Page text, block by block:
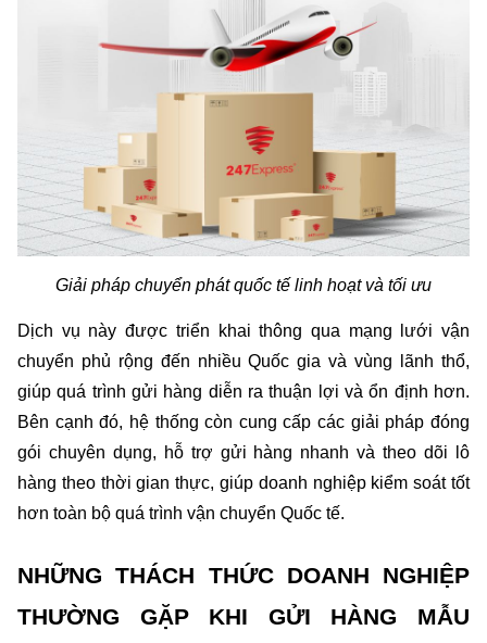
Giải pháp chuyển phát quốc tế linh hoạt và tối ưu
Dịch vụ này được triển khai thông qua mạng lưới vận
chuyển phủ rộng đến nhiều Quốc gia và vùng lãnh thổ,
giúp quá trình gửi hàng diễn ra thuận lợi và ổn định hơn.
Bên cạnh đó, hệ thống còn cung cấp các giải pháp đóng
gói chuyên dụng, hỗ trợ gửi hàng nhanh và theo dõi lô
hàng theo thời gian thực, giúp doanh nghiệp kiểm soát tốt
hơn toàn bộ quá trình vận chuyển Quốc tế.
NHỮNG THÁCH THỨC DOANH NGHIỆP
THƯỜNG GẶP KHI GỬI HÀNG MẪU